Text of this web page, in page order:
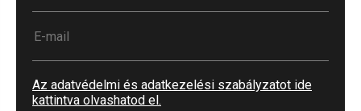
Az adatvédelmi és adatkezelési szabályzatot ide
kattintva olvashatod el.